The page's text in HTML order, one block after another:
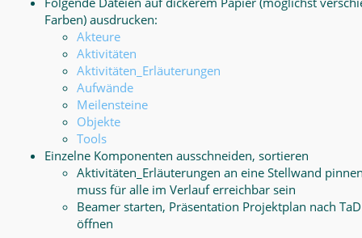
Farben) ausdrucken:
Akteure
Aktivitäten
Aktivitäten_Erläuterungen
Aufwände
Meilensteine
Objekte
Tools
Einzelne Komponenten ausschneiden, sortieren
Aktivitäten_Erläuterungen an eine Stellwand
muss für alle im Verlauf erreichbar sein
Beamer starten, Präsentation Projektplan nach
öffnen